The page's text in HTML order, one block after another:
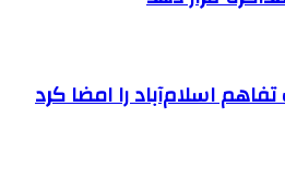
اسلام‌آباد را امضا کرد